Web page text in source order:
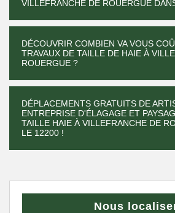
VILLEFRANCHE DE ROUERGUE
DÉCOUVRIR COMBIEN VA VOUS
TRAVAUX DE TAILLE DE HAIE À
ROUERGUE ?
DÉPLACEMENTS GRATUITS DE
ENTREPRISE D'ÉLAGAGE ET
TAILLE HAIE À VILLEFRANCHE DE
LE 12200 !
Nous